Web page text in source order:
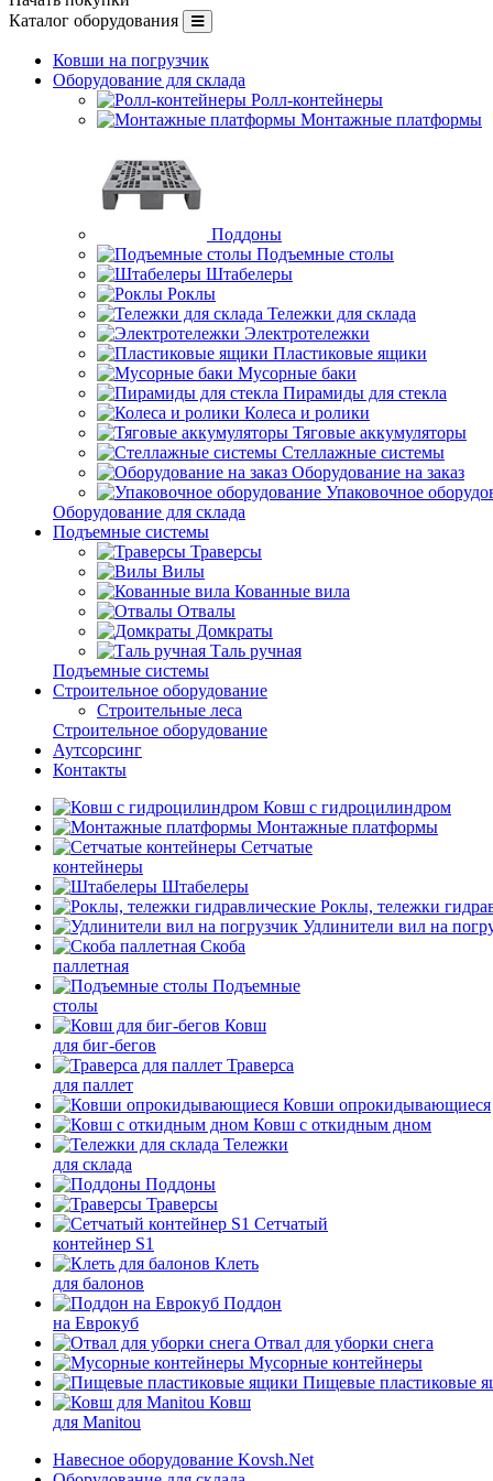
Каталог оборудования
Ковши на погрузчик
Оборудование для склада
Ролл-контейнеры
Монтажные платформы
Поддоны
Подъемные столы
Штабелеры
Роклы
Тележки для склада
Электротележки
Пластиковые ящики
Мусорные баки
Пирамиды для стекла
Колеса и ролики
Тяговые аккумуляторы
Стеллажные системы
Оборудование на заказ
Упаковочное
Оборудование для склада
Подъемные системы
Траверсы
Вилы
Кованные вила
Отвалы
Домкраты
Таль ручная
Подъемные системы
Строительное оборудование
Строительные леса
Строительное оборудование
Аутсорсинг
Контакты
Ковш с гидроцилиндром
Монтажные платформы
Сетчатые
контейнеры
Штабелеры
Роклы, тележки
Удлинители вил на
Скоба
паллетная
Подъемные
столы
Ковш
для биг-бегов
Траверса
для паллет
Ковши опрокидывающиеся
Ковш с откидным дном
Тележки
для склада
Поддоны
Траверсы
Сетчатый
контейнер S1
Клеть
для балонов
Поддон
на Еврокуб
Отвал для уборки снега
Мусорные контейнеры
Пищевые пластиковые
Ковш
для Manitou
Навесное оборудование Kovsh.Net